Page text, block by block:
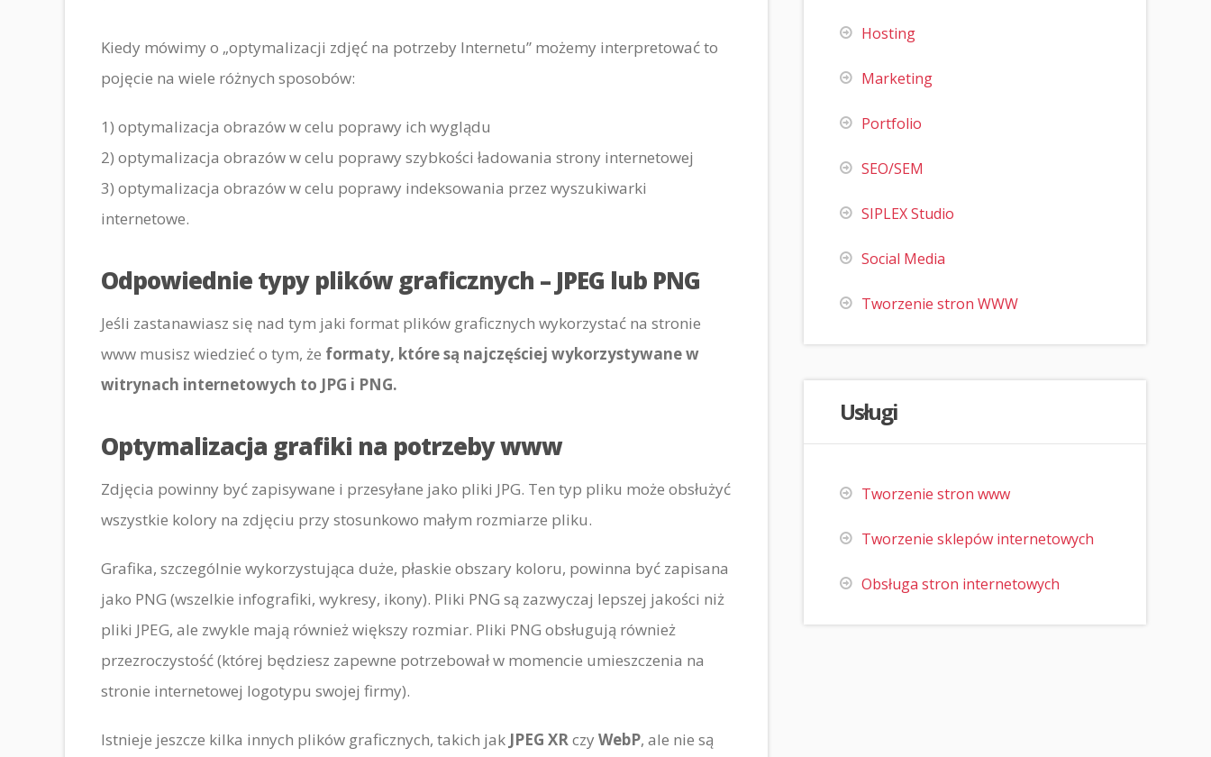
Kiedy mówimy o „optymalizacji zdjęć na potrzeby Internetu” możemy interpretować to
pojęcie na wiele różnych sposobów:
1) optymalizacja obrazów w celu poprawy ich wyglądu
2) optymalizacja obrazów w celu poprawy szybkości ładowania strony internetowej
3) optymalizacja obrazów w celu poprawy indeksowania przez wyszukiwarki
internetowe.
Odpowiednie typy plików graficznych – JPEG lub PNG
Jeśli zastanawiasz się nad tym jaki format plików graficznych wykorzystać na stronie
www musisz wiedzieć o tym, że formaty, które są najczęściej wykorzystywane w
witrynach internetowych to JPG i PNG.
Optymalizacja grafiki na potrzeby www
Zdjęcia powinny być zapisywane i przesyłane jako pliki JPG. Ten typ pliku może obsłużyć
wszystkie kolory na zdjęciu przy stosunkowo małym rozmiarze pliku.
Grafika, szczególnie wykorzystująca duże, płaskie obszary koloru, powinna być zapisana
jako PNG (wszelkie infografiki, wykresy, ikony). Pliki PNG są zazwyczaj lepszej jakości niż
pliki JPEG, ale zwykle mają również większy rozmiar. Pliki PNG obsługują również
przezroczystość (której będziesz zapewne potrzebował w momencie umieszczenia na
stronie internetowej logotypu swojej firmy).
Istnieje jeszcze kilka innych plików graficznych, takich jak JPEG XRczy WebP, ale nie są
Hosting
Marketing
Portfolio
SEO/SEM
SIPLEX Studio
Social Media
Tworzenie stron WWW
Usługi
Tworzenie stron www
Tworzenie sklepów internetowych
Obsługa stron internetowych